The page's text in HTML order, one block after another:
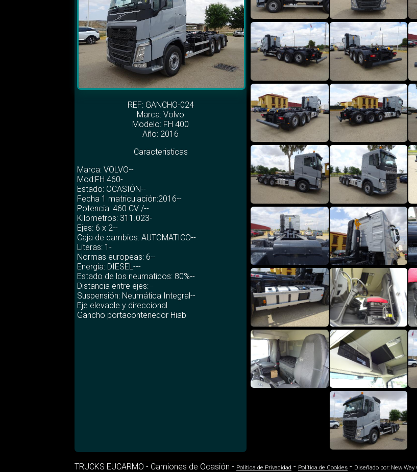
REF: GANCHO-024
Marca:Volvo
Modelo: FH 400
Año: 2016
Caracteristicas
Marca: VOLVO--
Mod:FH 460-
Estado: OCASIÓN--
Fecha 1 matriculación:2016--
Potencia: 460 CV /--
Kilometros: 311.023-
Ejes: 6 x 2--
Caja de cambios: AUTOMATICO--
Literas: 1-
Normas europeas: 6--
Energia: DIESEL---
Estado de los neumaticos: 80%--
Distancia entre ejes:--
Suspensión: Neumática Integral--
Eje elevable y direccional
Gancho portacontenedor Hiab
TRUCKS EUCARMO - Camiones de Ocasión - Política de Privacidad - Política de Cookies - Diseñado por: New